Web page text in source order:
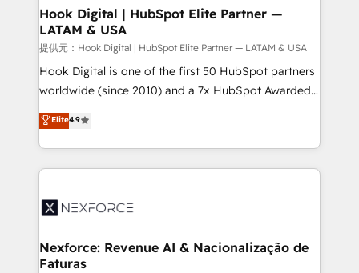
Revenue Operations - Inbound Marketing -
Outbound Marketing - HubSpot CMS Website
Design & Development We empower our clients to
reach their full potential by providing transparent,
relationship-driven support. With over 300 HubSpot
technical know-how and strategic guidance you
need to succeed.
Hook Digital | HubSpot Elite Partner —
LATAM & USA
提供元：Hook Digital | HubSpot Elite Partner — LATAM & USA
Hook Digital is one of the first 50 HubSpot partners
worldwide (since 2010) and a 7x HubSpot Awarded
Elite Partner. With 500+ projects across the U.S.,
Brazil, and LATAM, we combine global expertise with
regional experience. Today, we are Brazil’s largest
HubSpot Elite Partner—trusted by companies across
Implementation & Migration Onboarding across all
Station, Freshdesk, Intercom, and more. Custom
objects, automations, and integrations built for
Elite4.9
Nexforce: Revenue AI & Nacionalização de
Faturas